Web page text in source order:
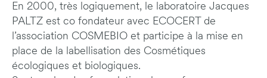
En 2000, très logiquement, le laboratoire Jacques
PALTZ est co fondateur avec ECOCERT de
l’association COSMEBIO et participe à la mise en
place de la labellisation des Cosmétiques
écologiques et biologiques.